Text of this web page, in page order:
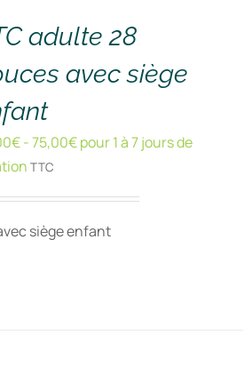
adulte 28
avec siège
€-75,00€pour 1 à 7 jours de
TTC
siège enfant